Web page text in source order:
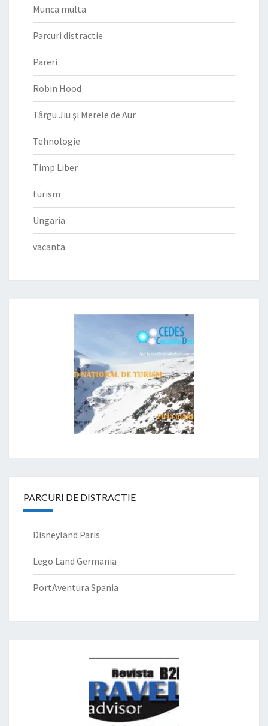
Munca multa
Parcuri distractie
Pareri
Robin Hood
Târgu Jiu şi Merele de Aur
Tehnologie
Timp Liber
turism
Ungaria
vacanta
PARCURI DE DISTRACTIE
Disneyland Paris
Lego Land Germania
PortAventura Spania